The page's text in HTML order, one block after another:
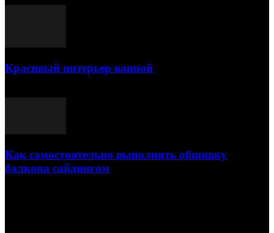
Красивый интерьер ванной
Как самостоятельно выполнить обшивку
балкона сайдингом